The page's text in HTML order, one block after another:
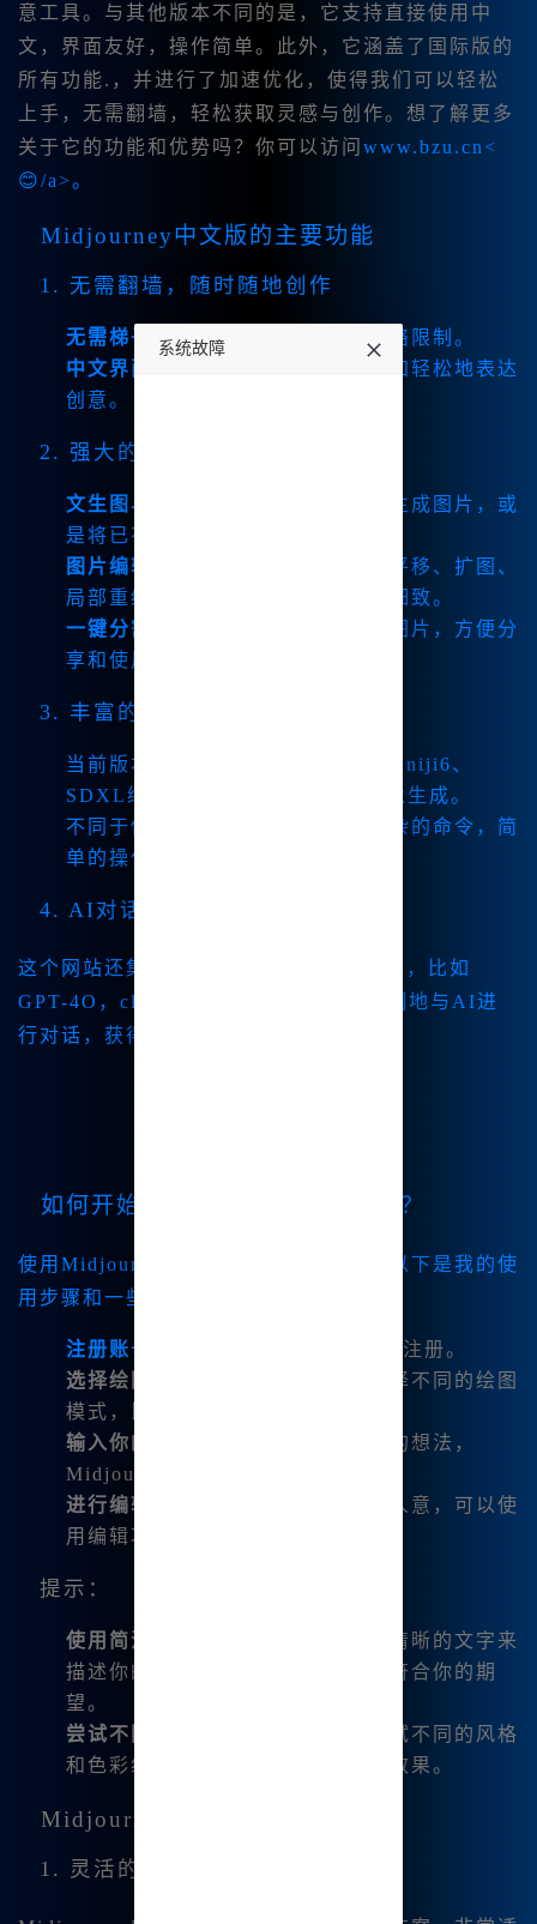
意工具。与其他版本不同的是，它支持直接使用中
文，界面友好，操作简单。此外，它涵盖了国际版的
所有功能.，并进行了加速优化，使得我们可以轻松
上手，无需翻墙，轻松获取灵感与创作。想了解更多
关于它的功能和优势吗？你可以访问 www.bzu.cn<
😊/a>。
Midjourney中文版的主要功能
1. 无需翻墙，随时随地创作
无需梯子
：直接连接，无需担心网络限制。
中文界面
：支持中文输入，让你更加轻松地表达
创意。
2. 强大的绘图功能
文生图与图生图
：你可以输入文字生成图片，或
是将已有的图片进行加工。
图片编辑功能
：支持微调、变幻、平移、扩图、
局部重绘等操作，让你的创作更加细致。
一键分割和下载
：轻松获取四宫格图片，方便分
享和使用。
3. 丰富的模型支持
当前版本集成了Midjourney V6.1、niji6、
SDXL绘图等，支持多种类型的图像生成。
不同于传统绘画工具，这里无需复杂的命令，简
单的操作便能实现你的创意。
4. AI对话功能
这个网站还集成了多款国内外优秀大模型，比如
GPT-4O，claude3.5等，用户可以无限制地与AI进
行对话，获得创意灵感。
如何开始使用Midjourney中文版？
使用Midjourney中文版其实非常简单。以下是我的使
用步骤和一些小技巧，供你参考：
注册账号
，进行注册。
选择绘图模式
：登录后，你可以选择不同的绘图
模式，比如文生图或者图生图。
输入你的创意
：在文本框中输入你的想法，
Midjourney会自动生成对应的图片。
进行编辑
：如果生成的图片不尽如人意，可以使
用编辑功能进行调整。
提示：
使用简洁的描述
：尽量使用简短而清晰的文字来
描述你的想法，这样生成的图片更符合你的期
望。
尝试不同风格
：在生成过程中，尝试不同的风格
和色彩组合，可以得到意想不到的效果。
Midjourney的订阅模式
1. 灵活的订阅选择
系统故障